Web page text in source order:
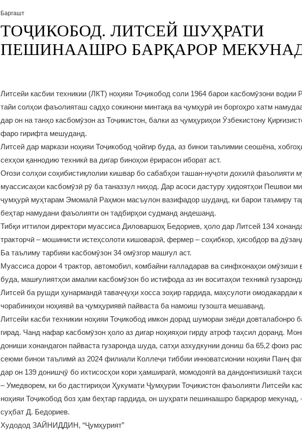
Баргашт
ТОҶИКОБОД. ЛИТСЕЙ ШУҲРАТИ
ПЕШИНААШРО БАРҚАРОР
Литсейи касбии техникии (ЛКТ) ноҳияи Тоҷикобод соли 1964 барои касбомӯзони водии
тайи солҳои фаъолияташ садҳо сокинони минтақа ва ҷумҳурӣ ин боргоҳро хатм
дар он на танҳо касбомӯзон аз Тоҷикистон, балки аз ҷумҳуриҳои Ӯзбекистону
фаро гирифта мешуданд.
Литсей дар маркази ноҳияи Тоҷикобод ҷойгир буда, аз бинои таълимии сеошёна,
сехҳои қаннодию техникӣ ва дигар биноҳои ёрирасон иборат аст.
Оғози солҳои соҳибистиқлолии кишвар бо сабабҳои ташан-нуҷоти дохилӣ фаъолияти
муассисаҳои касбомӯзӣ рӯ ба таназзул ниҳод. Дар асоси дастуру ҳидоятҳои Пешвои
ҷумҳурӣ муҳтарам Эмомалӣ Раҳмон масъулон вазифадор шуданд, ки барои таъмиру
беҳтар намудани фаъолияти он тадбирҳои судманд андешанд.
Тибқи иттилои директори муассиса Диловаршоҳ Бедориев, ҳоло дар Литсей 134
тракторчӣ – мошинисти истеҳсолоти кишоварзӣ, фермер – соҳибкор, ҳисобдор ва
Ба таълиму тарбияи касбомӯзон 34 омӯзгор машғул аст.
Муассиса дорои 4 трактор, автомобил, комбайни ғалладарав ва синфхонаҳои омӯзиши
буда, машғулиятҳои амалии касбомӯзон бо истифода аз ин воситаҳои техникӣ
Литсей ба рушди ҳунармандӣ таваҷҷуҳи хосса зоҳир гардида, маҳсулоти омодакардаи
чорабиниҳои ноҳиявӣ ва ҷумҳуриявӣ пайваста ба намоиш гузошта мешаванд.
Литсейи касби техникии ноҳияи Тоҷикобод имкон дорад шумораи зиёди довталабонро
гирад. Чанд нафар касбомӯзон ҳоло аз дигар ноҳияҳои гирду атроф таҳсил доранд.
дониши хонандагон пайваста гузаронда шуда, сатҳи азхудкунии дониш ба 65,2 фоиз
сеюми бинои таълимӣ аз 2024 филиали Коллеҷи тиббии инноватсионии ноҳияи Панҷ
дар он 139 донишҷӯ бо ихтисосҳои кори ҳамширагӣ, момодоягӣ ва дандонпизишкӣ
– Умедворем, ки бо дастгириҳои Ҳукумати Ҷумҳурии Тоҷикистон фаъолияти Литсейи
ноҳияи Тоҷикобод боз ҳам беҳтар гардида, он шуҳрати пешинаашро барқарор мекунад,
суҳбат Д. Бедориев.
Худодод ЗАЙНИДДИН, “Ҷумҳурият”